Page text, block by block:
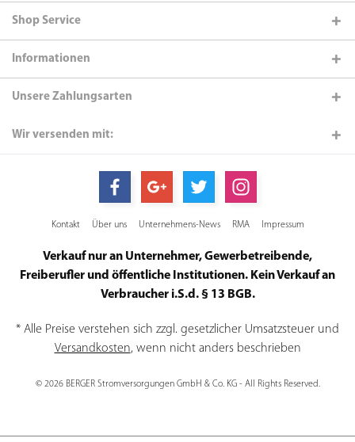
Shop Service
Informationen
Unsere Zahlungsarten
Wir versenden mit:
Kontakt Über uns Unternehmens-News RMA Impressum
Verkauf nur an Unternehmer, Gewerbetreibende,
Freiberufler und öffentliche Institutionen. Kein Verkauf an
Verbraucher i.S.d. § 13 BGB.
* Alle Preise verstehen sich zzgl. gesetzlicher Umsatzsteuer und
Versandkosten, wenn nicht anders beschrieben
© 2026 BERGER Stromversorgungen GmbH & Co. KG - All Rights Reserved.